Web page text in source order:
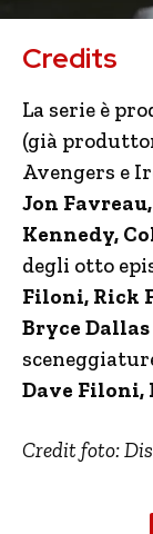
Credits
La serie è
(già
Avengers e
Jon
Kennedy,
degli otto
Filoni, Rick
Bryce
Dave Filoni,
Credit foto: